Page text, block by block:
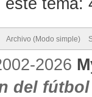
tema:
Archivo (Modo simple)
2026
del